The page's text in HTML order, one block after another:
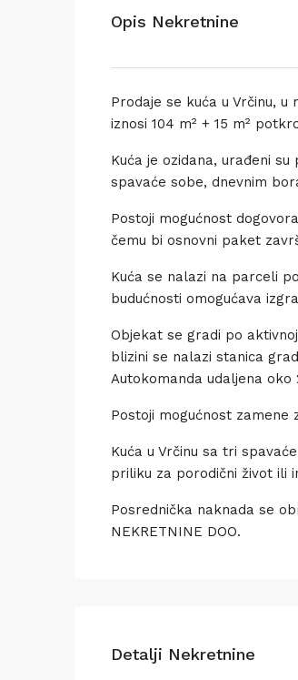
Opis Nekretnine
Prodaje se kuća u Vrčinu,
iznosi 104 m² + 15 m²
Kuća je ozidana, urađeni
spavaće sobe, dnevnim
Postoji mogućnost
čemu bi osnovni paket
Kuća se nalazi na parceli
budućnosti omogućava
Objekat se gradi po
blizini se nalazi stanica
Autokomanda udaljena oko
Postoji mogućnost zamene
Kuća u Vrčinu sa tri
priliku za porodični život ili
Posrednička naknada se
NEKRETNINE DOO.
Detalji Nekretnine